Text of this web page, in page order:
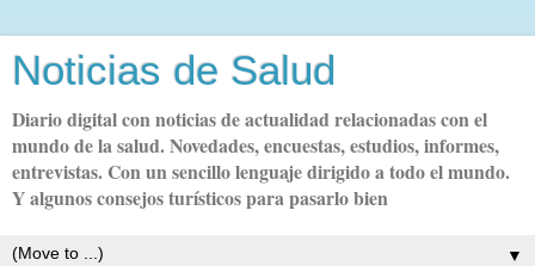
Noticias de Salud
Diario digital con noticias de actualidad relacionadas con el
mundo de la salud. Novedades, encuestas, estudios, informes,
entrevistas. Con un sencillo lenguaje dirigido a todo el mundo.
Y algunos consejos turísticos para pasarlo bien
▼